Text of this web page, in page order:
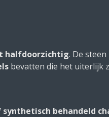
halfdoorzichtig. De
bevatten die het uiterlijk
synthetisch behandeld